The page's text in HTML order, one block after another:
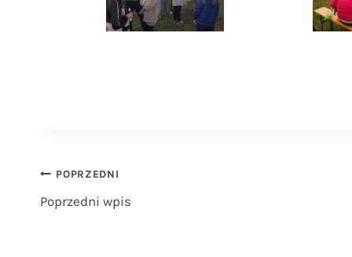
Nawigacja
POPRZEDNI
Poprzedni wpis